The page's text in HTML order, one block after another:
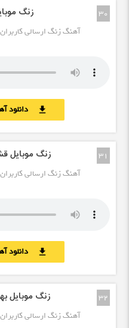
30 زنگ
آهنگ زنگ ارسالی کاربران
download دانلود
31 زنگ موبایل
آهنگ زنگ ارسالی کاربران
download دانلود
32 زنگ موبایل
آهنگ زنگ ارسالی کاربران